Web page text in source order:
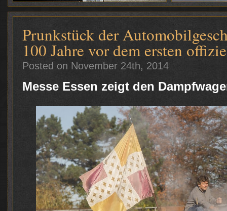
Prunkstück der
100 Jahre vor dem ersten
Posted on November 24th, 2014
Messe Essen zeigt den